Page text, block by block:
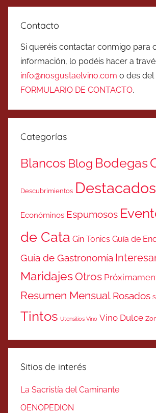
Contacto
Si queréis contactar conmigo para
información, lo podéis hacer a
info@nosgustaelvino.com o des del
FORMULARIO DE CONTACTO.
Categorías
Blancos Blog Bodegas
Descubrimientos Destacados
Económinos Espumosos
de Cata Gin Tonics Guía de
Guía de Gastronomía
MaridajesOtros
Resumen Mensual Rosados
Tintos Utensilios Vino Vino Dulce
Sitios de interés
La Sacristía del Caminante
OENOPEDION